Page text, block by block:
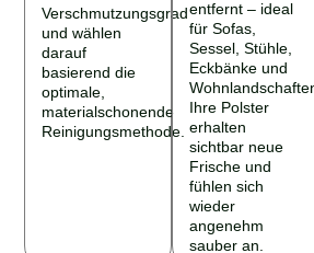
Verschmutzungsgrad
und wählen
darauf
basierend die
optimale,
materialschonende
Reinigungsmethode.
entfernt – ideal
für Sofas,
Sessel, Stühle,
Eckbänke und
Ihre Polster
erhalten
sichtbar neue
Frische und
fühlen sich
wieder
angenehm
sauber an.